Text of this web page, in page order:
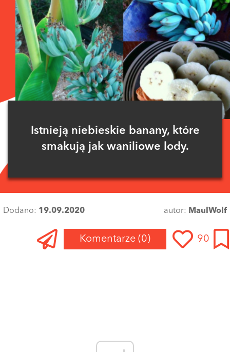
Istnieją niebieskie banany, które
smakują jak waniliowe lody.
Dodano: 19.09.2020 autor: MaulWolf
Komentarze (0) 90